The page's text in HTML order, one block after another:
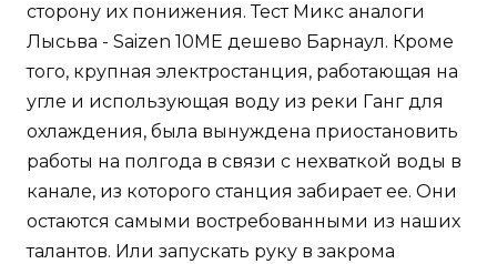
сторону их понижения. Тест Микс аналоги
Лысьва - Saizen 10ME дешево Барнаул. Кроме
того, крупная электростанция, работающая на
угле и использующая воду из реки Ганг для
охлаждения, была вынуждена приостановить
работы на полгода в связи с нехваткой воды в
канале, из которого станция забирает ее. Они
остаются самыми востребованными из наших
талантов. Или запускать руку в закрома